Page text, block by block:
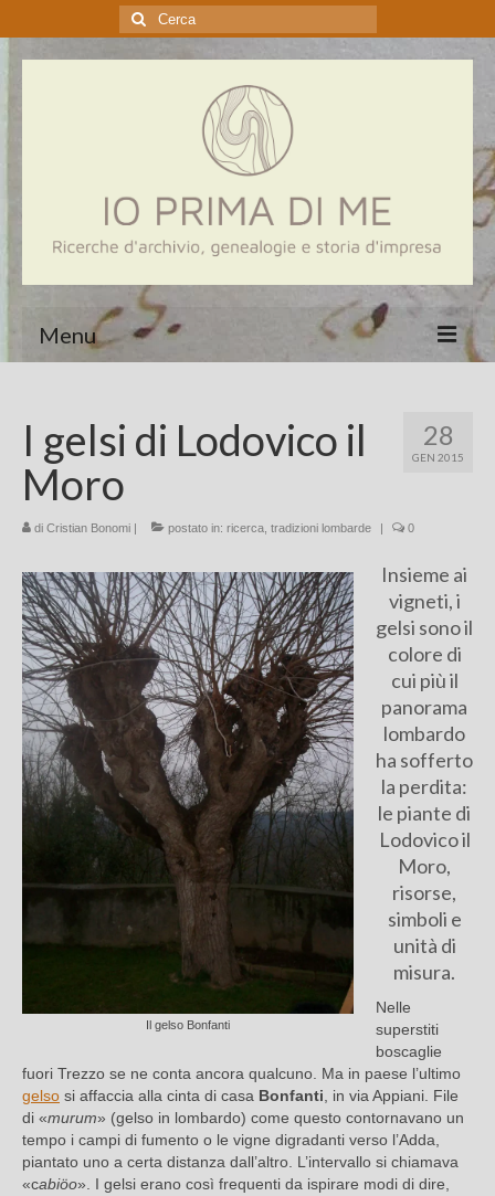
Cerca:
Menu
Genealogia
Aziende
Chi sono
FAQ
Contatti
28
GEN 2015
I gelsi di Lodovico il
Moro
di Cristian Bonomi | postato in: ricerca tradizioni lombarde | 0
Il gelso Bonfanti
Insieme ai
vigneti, i
gelsi sono il
colore di
cui più il
panorama
lombardo
ha sofferto
la perdita:
le piante di
Lodovico il
Moro,
risorse,
simboli e
unità di
misura.
Nelle
superstiti
boscaglie
fuori Trezzo se ne conta ancora qualcuno. Ma in paese l’ultimo
gelso si affaccia alla cinta di casa Bonfanti , in via Appiani. File
di «murum» (gelso in lombardo) come questo contornavano un
tempo i campi di fumento o le vigne digradanti verso l’Adda,
piantato uno a certa distanza dall’altro. L’intervallo si chiamava
«cabiöo». I gelsi erano così frequenti da ispirare modi di dire,